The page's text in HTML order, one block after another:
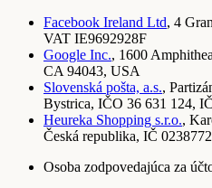
Facebook Ireland Ltd, 4
VAT IE9692928F
Google Inc., 1600
CA 94043, USA
Slovenská pošta, a.s.,
Bystrica, IČO 36 631 124,
Heureka Shopping s.r.o.,
Česká republika, IČ
Osoba zodpovedajúca za